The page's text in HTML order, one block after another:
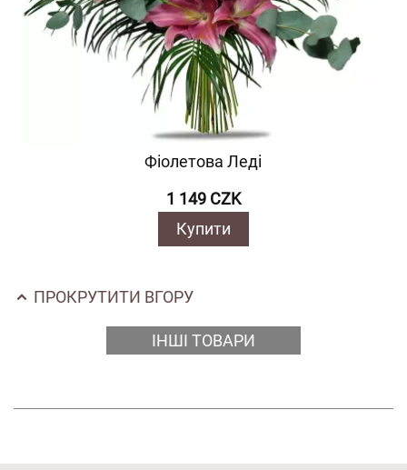
Фіолетова Леді
1 149 CZK
Купити
ПРОКРУТИТИ ВГОРУ
ІНШІ ТОВАРИ